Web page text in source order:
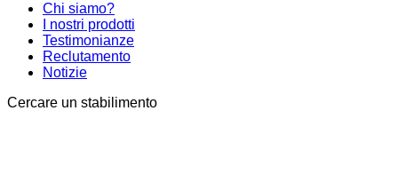
Chi siamo?
I nostri prodotti
Testimonianze
Reclutamento
Notizie
Cercare un stabilimento